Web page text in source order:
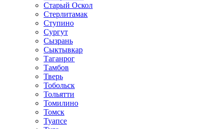
Старый Оскол
Стерлитамак
Ступино
Сургут
Сызрань
Сыктывкар
Таганрог
Тамбов
Тверь
Тобольск
Тольятти
Томилино
Томск
Туапсе